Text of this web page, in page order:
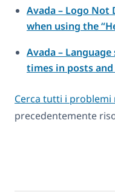
Avada – Logo Not
when using the
Avada –
times in posts and
Cerca tutti i problemi
precedentemente